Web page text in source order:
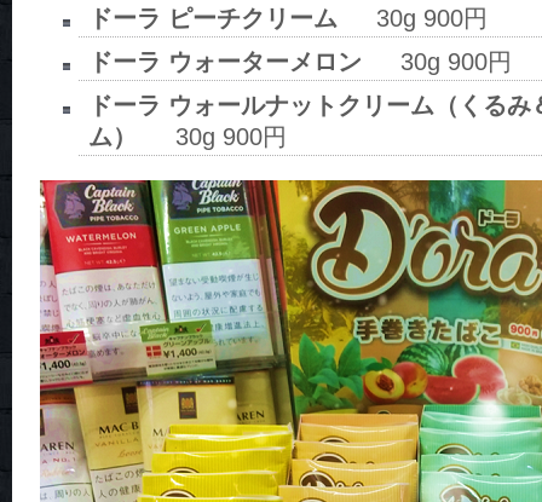
ドーラ ピーチクリーム 30g 900円
ドーラ ウォーターメロン 30g 900円
ドーラ ウォールナットクリーム（くるみ
ム）
30g 900円